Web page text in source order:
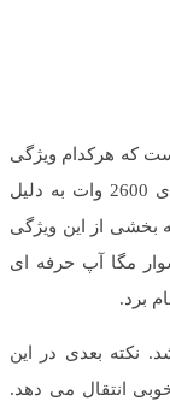
که هرکدام ویژگی
های یکسانی دارند. ولی سشوار مگا آپ حرفه ای 2600 وات به دلیل
بخشی از این ویژگی
مگا آپ حرفه ای
آرمیچر 6 پره می باشد. نکته بعدی در این
به خوبی انتقال می دهد.